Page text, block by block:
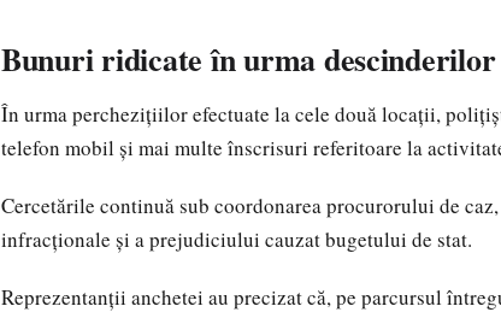
Bunuri ridicate în urma descinderilor
În urma perchezițiilor efectuate la cele două locații,
telefon mobil și mai multe înscrisuri referitoare la
Cercetările continuă sub coordonarea procurorului de
infracționale și a prejudiciului cauzat bugetului de stat.
Reprezentanții anchetei au precizat că, pe parcursul